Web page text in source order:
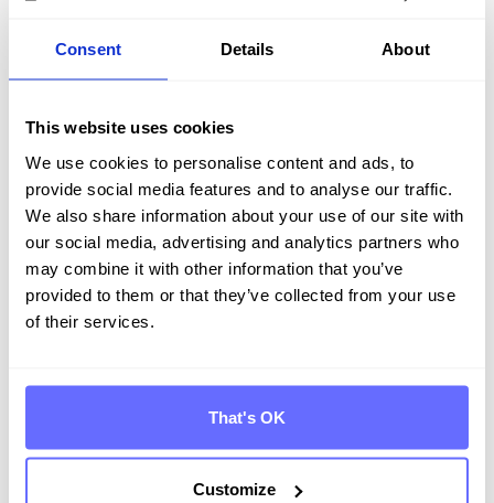
Consent Details About
This website uses cookies
We use cookies to personalise content and ads, to
provide social media features and to analyse our traffic.
We also share information about your use of our site with
our social media, advertising and analytics partners who
may combine it with other information that you’ve
provided to them or that they’ve collected from your use
of their services.
That's OK
Customize
Entdecken Sie Tanso –
Ihre Komplett­lösung für
Nachhaltigkeit
Demo buchen